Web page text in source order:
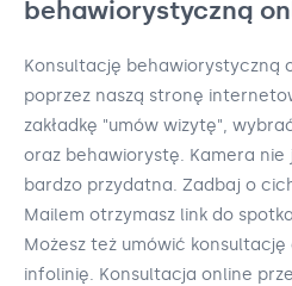
behawiorystyczną
Konsultację behawiorystyczną
poprzez naszą stronę
zakładkę "umów wizytę",
oraz behawiorystę. Kamera nie
bardzo przydatna. Zadbaj o
Mailem otrzymasz link do
Możesz też umówić
infolinię. Konsultacja online